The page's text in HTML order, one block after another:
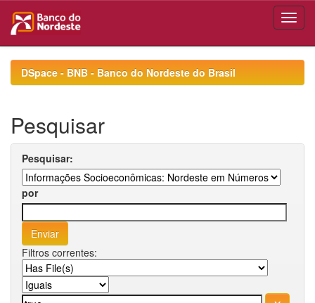
navigationDSpace - BNB - Banco do Nordeste do Brasil
Pesquisar
Pesquisar:
por
Filtros correntes: